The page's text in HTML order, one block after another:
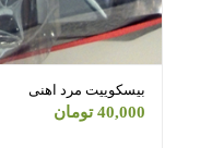
بیسکوییت مرد اهنی
40,000 تومان